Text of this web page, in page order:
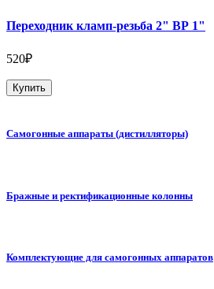
Переходник кламп-резьба 2" ВР 1"
520₽
Купить
Самогонные аппараты (дистилляторы)
Бражные и ректификационные колонны
Комплектующие для самогонных аппаратов